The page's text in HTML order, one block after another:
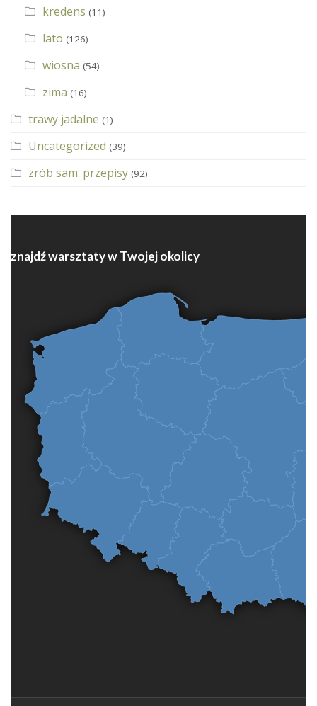
kredens (11)
lato (126)
wiosna (54)
zima (16)
trawy jadalne (1)
Uncategorized (39)
zrób sam: przepisy (92)
znajdź warsztaty w Twojej okolicy